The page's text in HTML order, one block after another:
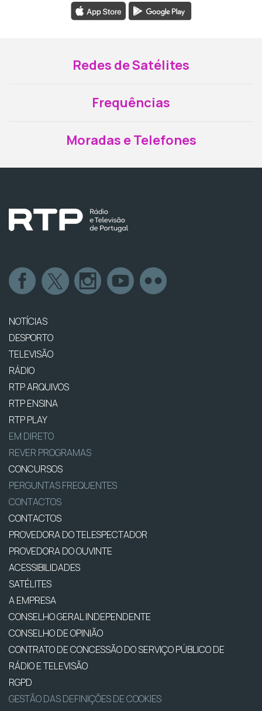
Redes de Satélites
Frequências
Moradas e Telefones
NOTÍCIAS
DESPORTO
TELEVISÃO
RÁDIO
RTP ARQUIVOS
RTP ENSINA
RTP PLAY
EM DIRETO
REVER PROGRAMAS
CONCURSOS
PERGUNTAS FREQUENTES
CONTACTOS
CONTACTOS
PROVEDORA DO TELESPECTADOR
PROVEDORA DO OUVINTE
ACESSIBILIDADES
SATÉLITES
A EMPRESA
CONSELHO GERAL INDEPENDENTE
CONSELHO DE OPINIÃO
CONTRATO DE CONCESSÃO DO SERVIÇO PÚBLICO DE
RÁDIO E TELEVISÃO
RGPD
GESTÃO DAS DEFINIÇÕES DE COOKIES